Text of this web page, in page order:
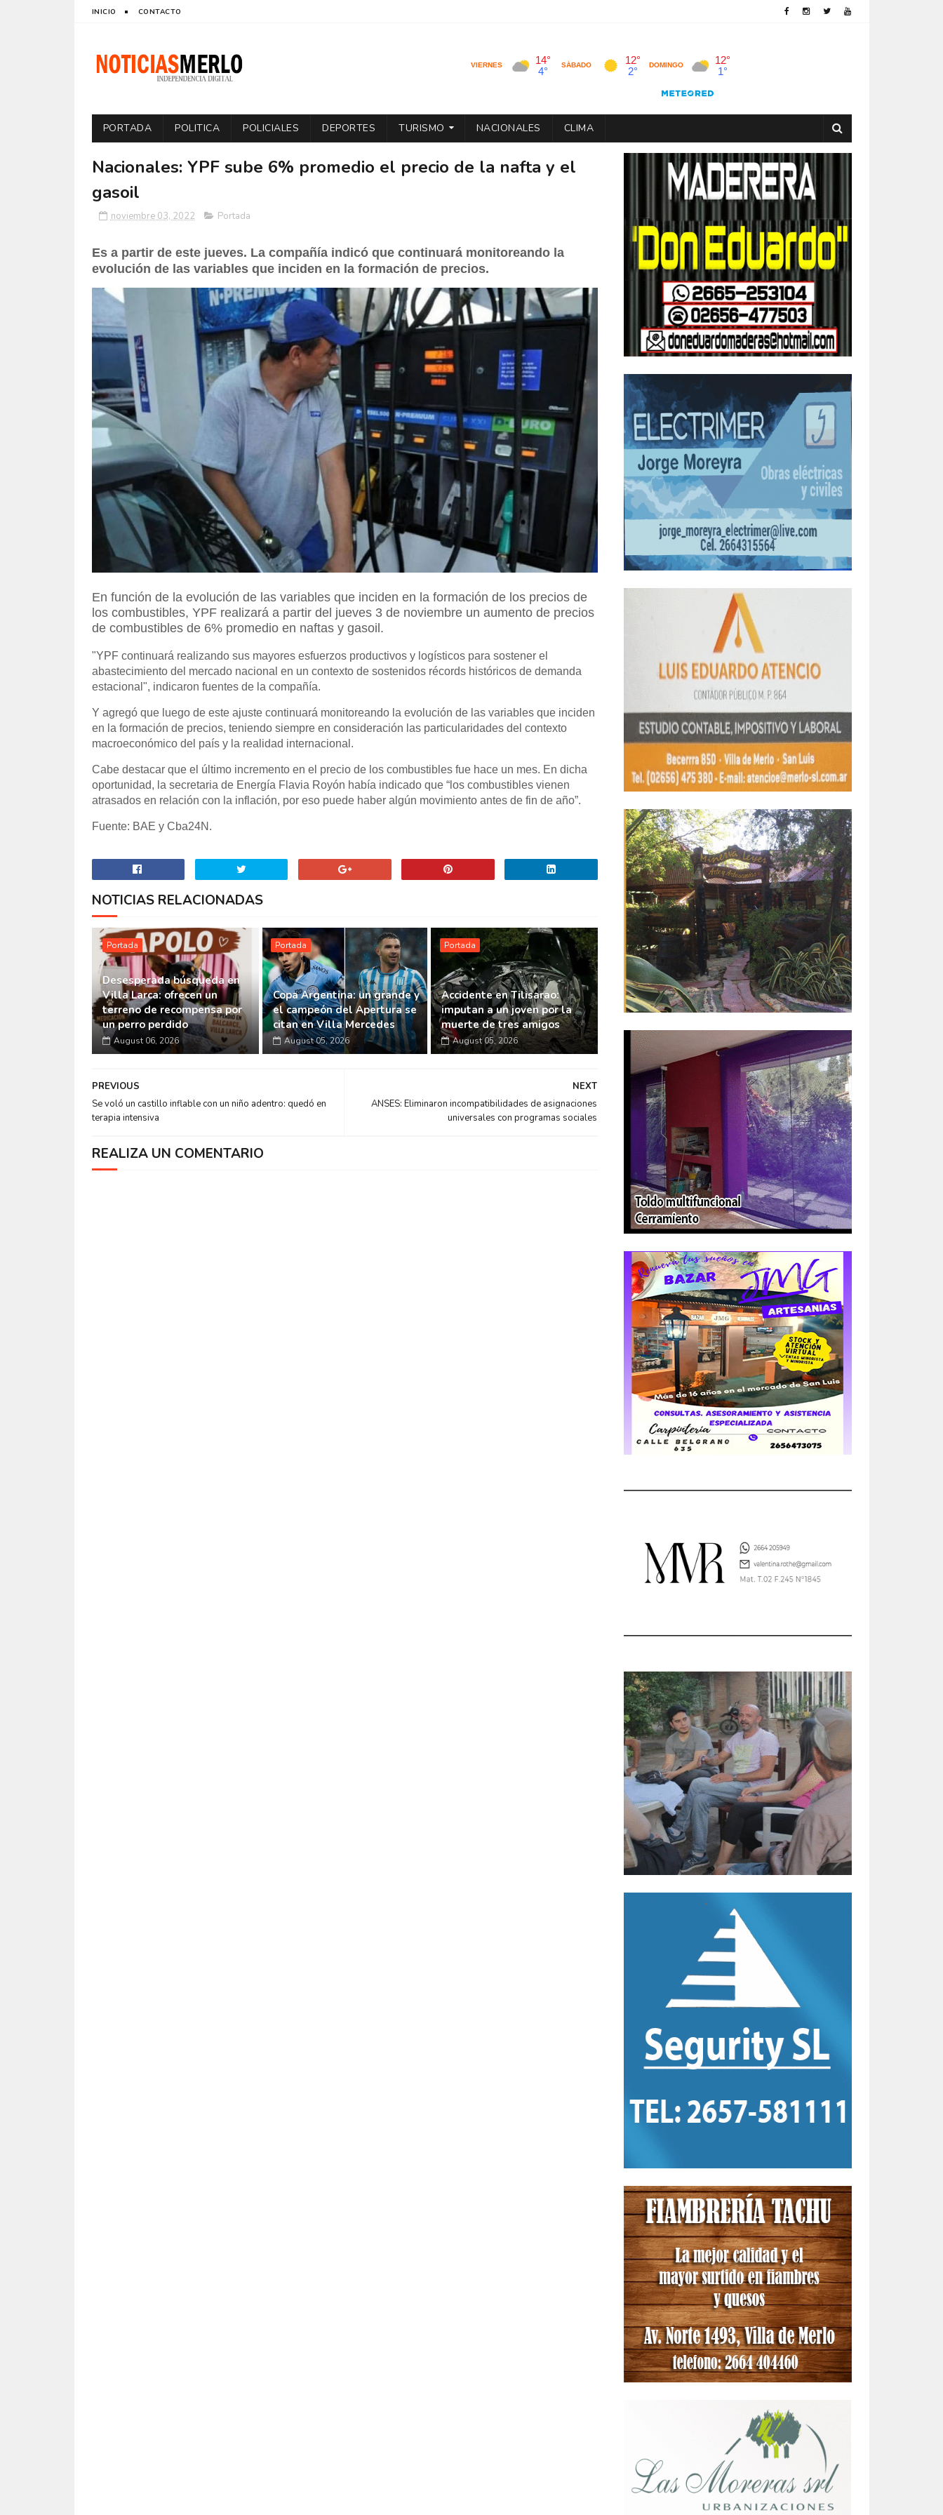
INICIO CONTACTO
PORTADA POLITICA POLICIALES DEPORTES TURISMO NACIONALES CLIMA
Nacionales: YPF sube 6% promedio el precio de la nafta y el
gasoil
noviembre 03, 2022 Portada
Es a partir de este jueves. La compañía indicó que continuará monitoreando la
evolución de las variables que inciden en la formación de precios.
En función de la evolución de las variables que inciden en la formación de los precios de
los combustibles, YPF realizará a partir del jueves 3 de noviembre un aumento de precios
de combustibles de 6% promedio en naftas y gasoil.
"YPF continuará realizando sus mayores esfuerzos productivos y logísticos para sostener el
abastecimiento del mercado nacional en un contexto de sostenidos récords históricos de demanda
estacional", indicaron fuentes de la compañía.
Y agregó que luego de este ajuste continuará monitoreando la evolución de las variables que inciden
en la formación de precios, teniendo siempre en consideración las particularidades del contexto
macroeconómico del país y la realidad internacional.
Cabe destacar que el último incremento en el precio de los combustibles fue hace un mes. En dicha
oportunidad, l a secretaria de Energía Flavia Royón había indicado que “los combustibles vienen
atrasados en relación con la inflación, por eso puede haber algún movimiento antes de fin de año”.
Fuente: BAE y Cba24N.
NOTICIAS RELACIONADAS
Portada
Desesperada búsqueda en
Villa Larca: ofrecen un
terreno de recompensa por
un perro perdido
August 06, 2026
Portada
Copa Argentina: un grande y
el campeón del Apertura se
citan en Villa Mercedes
August 05, 2026
Portada
Accidente en Tilisarao:
imputan a un joven por la
muerte de tres amigos
August 05, 2026
NEXT
ANSES: Eliminaron incompatibilidades de asignaciones
universales con programas sociales
PREVIOUS
Se voló un castillo inflable con un niño adentro: quedó en
terapia intensiva
REALIZA UN COMENTARIO